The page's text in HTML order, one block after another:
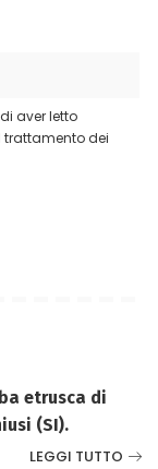
aver letto
trattamento dei
etrusca di
(SI).
LEGGI TUTTO